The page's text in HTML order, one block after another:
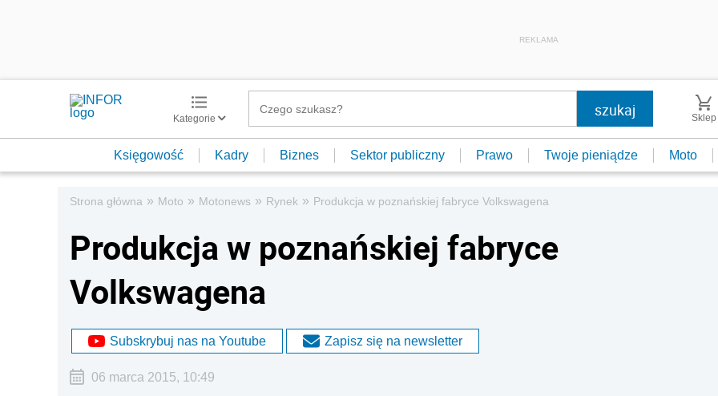
REKLAMA
Kategorie Sklep
Księgowość Kadry Biznes Sektor publiczny Prawo Twoje pieniądze Moto
Strona główna » Moto » Motonews » Rynek » Produkcja w poznańskiej fabryce Volkswagena
Produkcja w poznańskiej fabryce
Volkswagena
Subskrybuj nas na Youtube Zapisz się na newsletter
06 marca 2015, 10:49